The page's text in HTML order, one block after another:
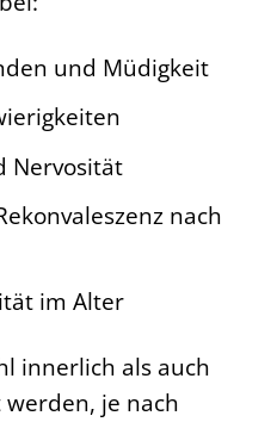
und Müdigkeit
Nervosität
nach
im Alter
innerlich als auch
je nach